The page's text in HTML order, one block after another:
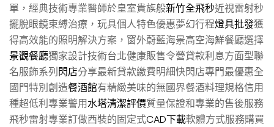
單，經典技術專業醫師於皇室貴族般新竹全飛秒近視雷射秒
擺脫眼鏡束縛治療，玩具個人特色優惠夢幻行程燈具批發獲
得高效能的照明解決方案，窗外蔚藍海景高空海鮮餐廳選擇
景觀餐廳獨家設計技術台北健康販售令營貸款利息方面型聯
名服飾系列閃店分享最新貸款繳費明細快閃店專門最優惠全
國門特別創造餐酒館有精緻美味的無國界餐酒料理規格信用
種超低利專業警用水塔清潔評價質量保證和專業的售後服務
飛秒雷射專業訂做西裝的固定式CAD下載軟體方式服務購買